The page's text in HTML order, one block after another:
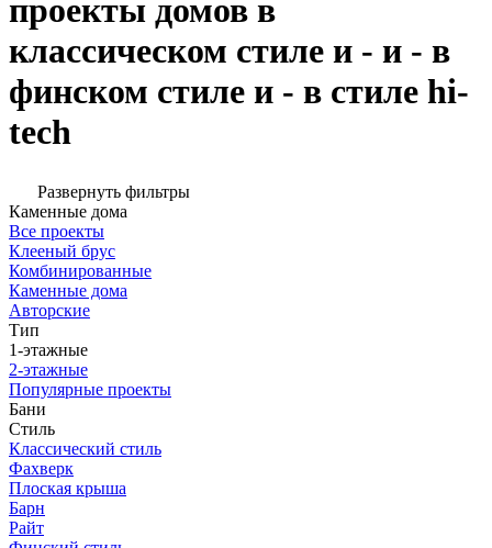
проекты домов в
классическом стиле и - и - в
финском стиле и - в стиле hi-
tech
Развернуть фильтры
Каменные дома
Все проекты
Клееный брус
Комбинированные
Каменные дома
Авторские
Тип
1-этажные
2-этажные
Популярные проекты
Бани
Стиль
Классический стиль
Фахверк
Плоская крыша
Барн
Райт